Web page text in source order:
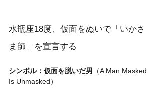
水瓶座18度、仮面をぬいで「いかさ
ま師」を宣言する
シンボル：仮面を脱いだ男 （A Man Masked
Is Unmasked）